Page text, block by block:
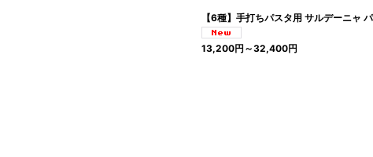
【6種】手打ちパスタ用 サルデーニャ
13,200円 ～32,400円